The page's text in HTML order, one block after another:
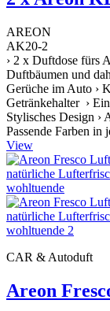
AREON
AK20-2
› 2 x Duftdose fürs
Duftbäumen und
Gerüche im Auto ›
Getränkehalter ›
Stylisches Design ›
Passende Farben in
View
CAR & Autoduft
Areon